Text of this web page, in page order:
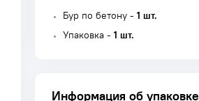
Бур по бетону - 1 шт.
Упаковка - 1 шт.
Информация об упаковке